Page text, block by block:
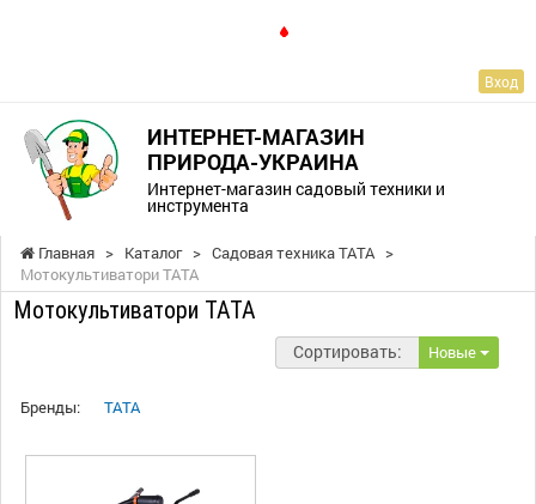
Вход
ИНТЕРНЕТ-МАГАЗИН
ПРИРОДА-УКРАИНА
Интернет-магазин садовый техники и
инструмента
Главная > Каталог > Садовая техника ТАТА >
Мотокультиватори ТАТА
Мотокультиватори ТАТА
Сортировать: Новые
Бренды: TATA